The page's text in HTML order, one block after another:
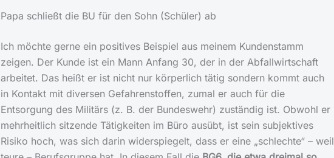
Papa schließt die BU für den Sohn (Schüler) ab
Ich möchte gerne ein positives Beispiel aus meinem Kundenstamm
zeigen. Der Kunde ist ein Mann Anfang 30, der in der Abfallwirtschaft
arbeitet. Das heißt er ist nicht nur körperlich tätig sondern kommt auch
in Kontakt mit diversen Gefahrenstoffen, zumal er auch für die
Entsorgung des Militärs (z. B. der Bundeswehr) zuständig ist. Obwohl er
mehrheitlich sitzende Tätigkeiten im Büro ausübt, ist sein subjektives
Risiko hoch, was sich darin widerspiegelt, dass er eine „schlechte“ – weil